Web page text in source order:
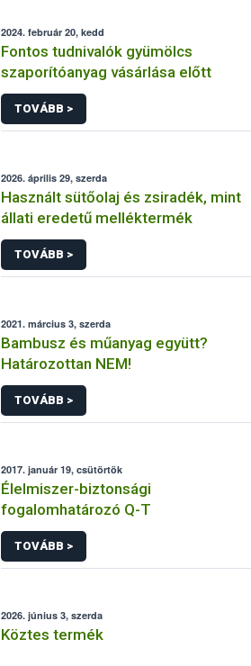
2024. február 20, kedd
Fontos tudnivalók gyümölcs
szaporítóanyag vásárlása előtt
TOVÁBB >
2026. április 29, szerda
Használt sütőolaj és zsiradék, mint
állati eredetű melléktermék
TOVÁBB >
2021. március 3, szerda
Bambusz és műanyag együtt?
Határozottan NEM!
TOVÁBB >
2017. január 19, csütörtök
Élelmiszer-biztonsági
fogalomhatározó Q-T
TOVÁBB >
2026. június 3, szerda
Köztes termék